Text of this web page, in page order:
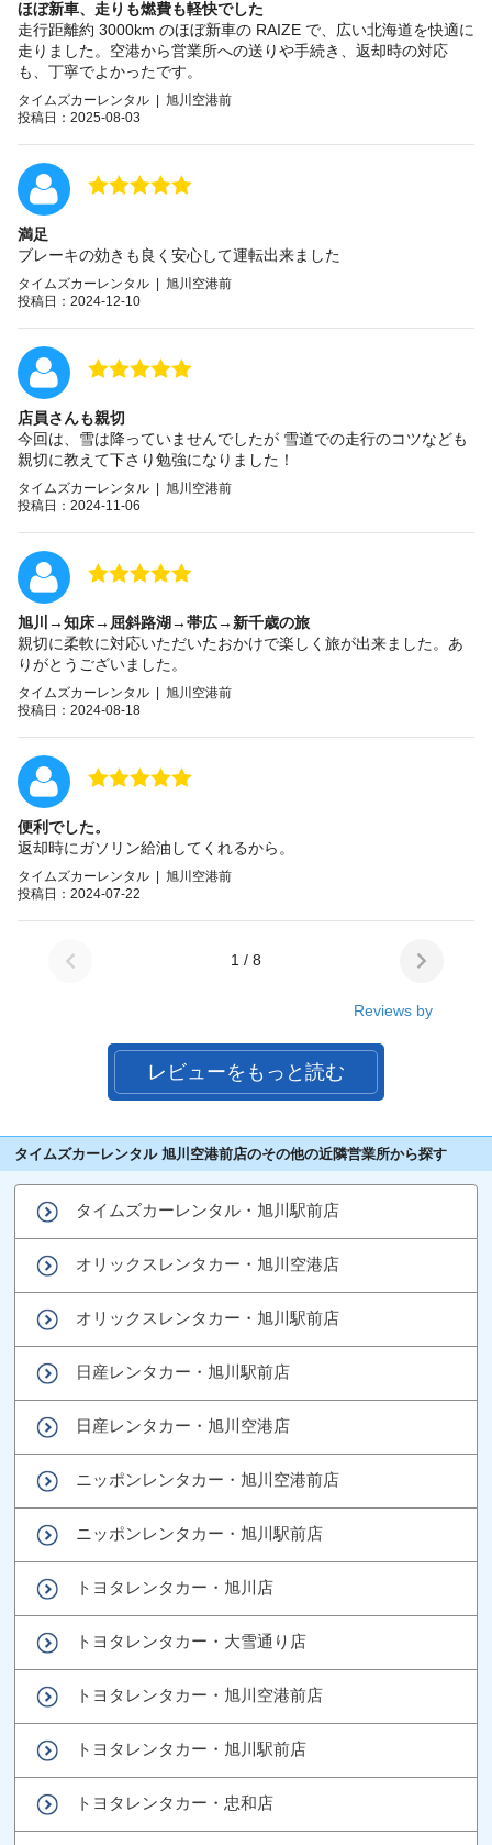
ほぼ新車、走りも燃費も軽快でした
走行距離約 3000km のほぼ新車の RAIZE で、広い北海道を快適に
走りました。空港から営業所への送りや手続き、返却時の対応
も、丁寧でよかったです。
タイムズカーレンタル | 旭川空港前
投稿日：2025-08-03
満足
ブレーキの効きも良く安心して運転出来ました
タイムズカーレンタル | 旭川空港前
投稿日：2024-12-10
店員さんも親切
今回は、雪は降っていませんでしたが 雪道での走行のコツなども
親切に教えて下さり勉強になりました！
タイムズカーレンタル | 旭川空港前
投稿日：2024-11-06
旭川→知床→屈斜路湖→帯広→新千歳の旅
親切に柔軟に対応いただいたおかけで楽しく旅が出来ました。あ
りがとうございました。
タイムズカーレンタル | 旭川空港前
投稿日：2024-08-18
便利でした。
返却時にガソリン給油してくれるから。
タイムズカーレンタル | 旭川空港前
投稿日：2024-07-22
1 / 8
Reviews by
レビューをもっと読む
タイムズカーレンタル 旭川空港前店のその他の近隣営業所から探す
タイムズカーレンタル・旭川駅前店
オリックスレンタカー・旭川空港店
オリックスレンタカー・旭川駅前店
日産レンタカー・旭川駅前店
日産レンタカー・旭川空港店
ニッポンレンタカー・旭川空港前店
ニッポンレンタカー・旭川駅前店
トヨタレンタカー・旭川店
トヨタレンタカー・大雪通り店
トヨタレンタカー・旭川空港前店
トヨタレンタカー・旭川駅前店
トヨタレンタカー・忠和店